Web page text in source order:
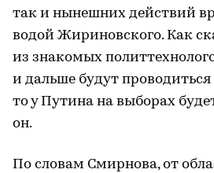
так и нынешних действий
водой Жириновского. Как
из знакомых
и дальше будут
то у Путина на выборах
он.
По словам Смирнова, от